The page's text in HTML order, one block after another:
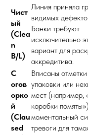
Чист
ый
(Clea
n
B/L)
Линия приняла
видимых
Банки требуют
исключительно
вариант для
аккредитива.
С
огов
орко
й
(Clau
sed
Вписаны
упаковки или
мест (например,
коробки
моментальный
тревоги для